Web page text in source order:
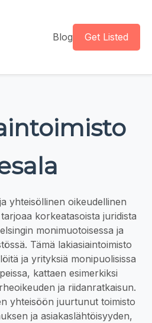
Blog Get Listed
yhteisöllinen oikeudellinen
korkeatasoista juridista
monimuotoisessa ja
Tämä lakiasiaintoimisto
ja yrityksiä monipuolisissa
kattaen esimerkiksi
ja riidanratkaisun.
yhteisöön juurtunut toimisto
ja asiakaslähtöisyyden,